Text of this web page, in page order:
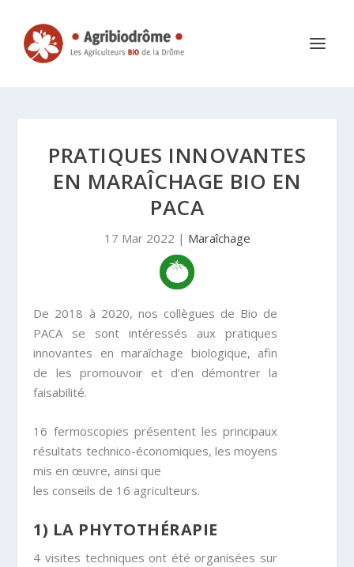
PRATIQUES INNOVANTES
EN MARAÎCHAGE BIO EN
PACA
17 Mar 2022 | Maraîchage
De 2018 à 2020, nos collègues de Bio de
PACA se sont intéressés aux pratiques
innovantes en maraîchage biologique, afin
de les promouvoir et d’en démontrer la
faisabilité.
16 fermoscopies présentent les principaux
résultats technico-économiques, les moyens
mis en œuvre, ainsi que
les conseils de 16 agriculteurs.
1) LA PHYTOTHÉRAPIE
4 visites techniques ont été organisées sur